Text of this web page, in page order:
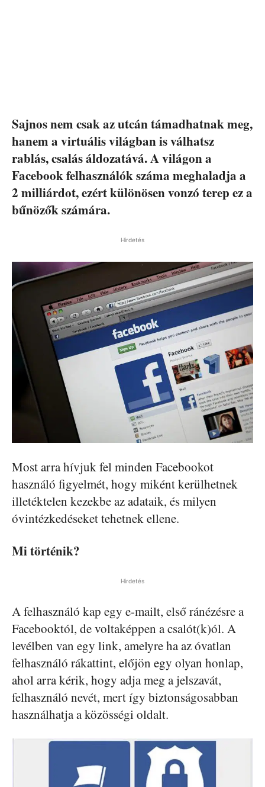
Sajnos nem csak az utcán támadhatnak meg,
hanem a virtuális világban is válhatsz
rablás, csalás áldozatává. A világon a
Facebook felhasználók száma meghaladja a
2 milliárdot, ezért különösen vonzó terep ez a
bűnözők számára.
Hirdetés
Most arra hívjuk fel minden Facebookot
használó figyelmét, hogy miként kerülhetnek
illetéktelen kezekbe az adataik, és milyen
óvintézkedéseket tehetnek ellene.
Mi történik?
Hirdetés
A felhasználó kap egy e-mailt, első ránézésre a
Facebooktól, de voltaképpen a csalót(k)ól. A
levélben van egy link, amelyre ha az óvatlan
felhasználó rákattint, előjön egy olyan honlap,
ahol arra kérik, hogy adja meg a jelszavát,
felhasználó nevét, mert így biztonságosabban
használhatja a közösségi oldalt.